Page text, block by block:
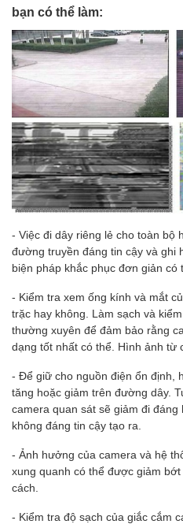
bạn có thể làm:
- Việc đi dây riêng lẻ cho toàn bộ
đường truyền đáng tin cậy và ghi
biện pháp khắc phục đơn giản có
- Kiểm tra xem ống kính và mắt
trặc hay không. Làm sạch và
thường xuyên để đảm bảo rằng
dạng tốt nhất có thể. Hình ảnh từ
- Để giữ cho nguồn điện ổn định,
tăng hoặc giảm trên đường dây.
camera quan sát sẽ giảm đi
không đáng tin cậy tạo ra.
- Ảnh hưởng của camera và hệ
xung quanh có thể được giảm
cách.
- Kiểm tra độ sạch của giắc cắm